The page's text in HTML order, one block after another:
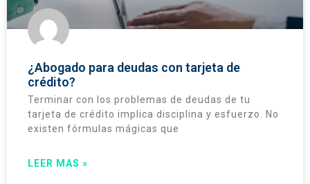
¿Abogado para deudas con tarjeta de
crédito?
Terminar con los problemas de deudas de tu
tarjeta de crédito implica disciplina y esfuerzo. No
existen fórmulas mágicas que
LEER MAS »